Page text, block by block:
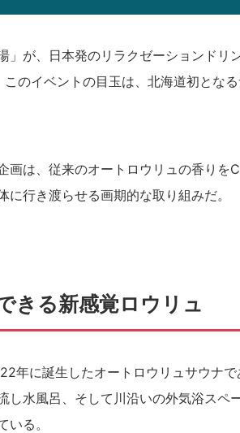
」が、日本発のリラクゼーションドリ
のイベントの目玉は、北海道初とな
画は、従来のオートロウリュの香りを
行き渡らせる画期的な取り組みだ。
きる新感覚ロウリュ
年に誕生したオートロウリュサウナ
し水風呂、そして川沿いの外気浴スペ
る。